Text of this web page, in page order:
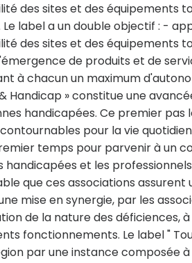
des sites et des équipements
Le label a un double objectif : -
des sites et des équipements
de produits et de
à chacun un maximum
Handicap » constitue une
handicapées. Ce premier
pour la vie
temps pour parvenir à un
handicapées et les
que ces associations
mise en synergie, par les
de la nature des déficiences,
fonctionnements. Le label "
par une instance composée